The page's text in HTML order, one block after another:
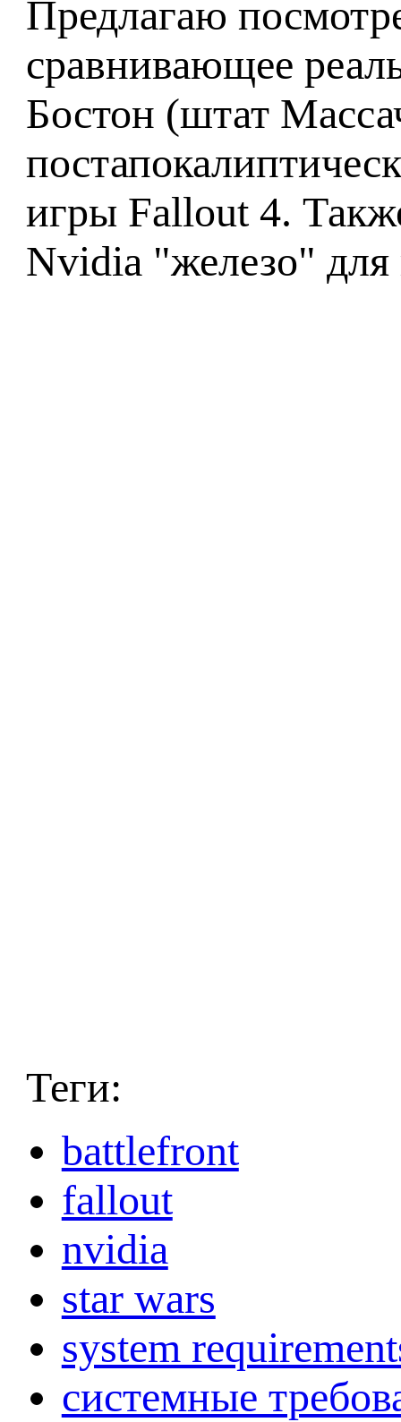
Предлагаю
сравнивающее
Бостон (штат
игры Fallout 4.
Nvidia "железо"
Теги:
battlefront
fallout
nvidia
star wars
system
системные